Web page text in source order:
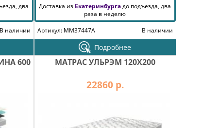
два
В наличии
Доставка из Екатеринбургадо подъезда, два
раза в неделю
Артикул: MM37447A
В наличии
Подробнее
600 МАТРАС УЛЬРЭМ 120Х200
22860 р.